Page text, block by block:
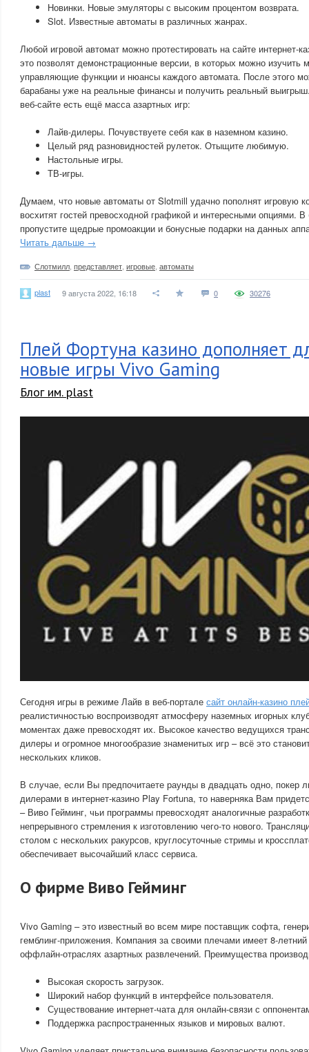
Новинки. Новые эмуляторы с высоким процентом возврата.
Slot. Известные автоматы в различных жанрах.
Любой игровой автомат можно протестировать на сайте интернет-
это позволят демонстрационные версии, в которых можно изучить
управляющие функции и нюансы каждого автомата. После этого
барабаны уже на реальные финансы и получить реальный
веб-сайте есть ещё масса азартных игр:
Лайв-дилеры. Почувствуете себя как в наземном казино.
Целый ряд разновидностей рулеток. Отыщите любимую.
Настольные игры.
ТВ-игры.
Думаем, что новые автоматы от Slotmill удачно пополнят игровую
восхитят гостей превосходной графикой и интересными опциями.
пропустите щедрые промоакции и бонусные подарки на данных
Читать дальше →
Слотмилл представляет игровые автоматы
plast 9 августа 2022, 16:18 0 30276
Плей Фортуна казино дополняет
новые игры Vivo Gaming
Блог им. plast
Сегодня игры в режиме Лайв в веб-портале сайт онлайн-казино
реалистичностью воспроизводят атмосферу наземных игорных
моментах даже превосходят их. Высокое качество ведущихся
дилеры и огромное многообразие знаменитых игр – всё это
нескольких кликов.
В случае, если Вы предпочитаете раунды в двадцать одно, покер
дилерами в интернет-казино Play Fortuna, то наверняка Вам
– Виво Гейминг, чьи программы превосходят аналогичные
непрерывного стремления к изготовлению чего-то нового.
столом с нескольких ракурсов, круглосуточные стримы и
обеспечивает высочайший класс сервиса.
О фирме Виво Гейминг
Vivo Gaming – это известный во всем мире поставщик софта,
гемблинг-приложения. Компания за своими плечами имеет 8-
оффлайн-отраслях азартных развлечений. Преимущества
Высокая скорость загрузок.
Широкий набор функций в интерфейсе пользователя.
Существование интернет-чата для онлайн-связи с
Поддержка распространенных языков и мировых валют.